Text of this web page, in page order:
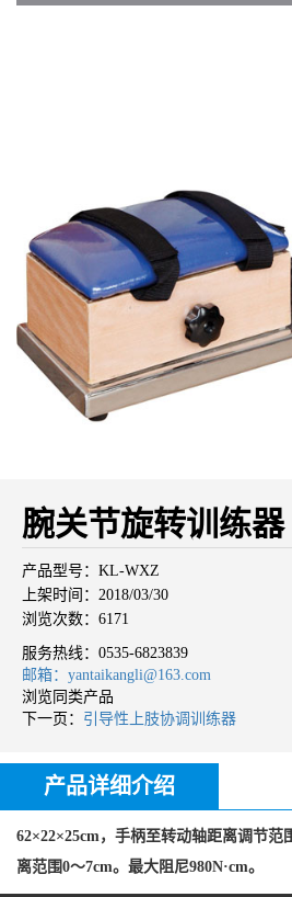
腕关节旋转训练器
产品型号：KL-WXZ
上架时间：2018/03/30
浏览次数：6171
服务热线： 0535-6823839
邮箱：yantaikangli@163.com
浏览同类产品
下一页： 引导性上肢协调训练器
产品详细介绍
62×22×25cm，手柄至转动轴距离调节范
离范围0～7cm。最大阻尼980N·cm。